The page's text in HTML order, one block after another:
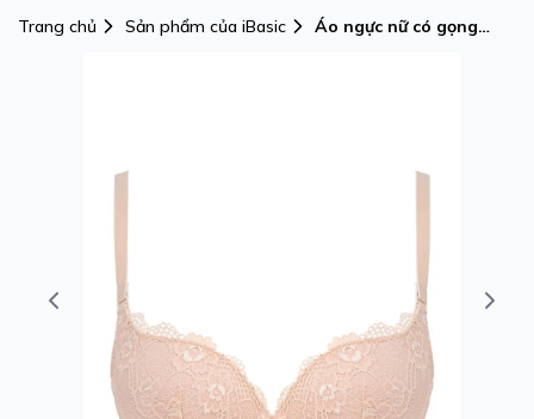
Trang chủ Sản phẩm của iBasic
Áo ngực nữ có gọng